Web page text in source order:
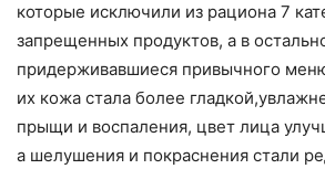
которые исключили из рациона 7
запрещенных продуктов, а в
придерживавшиеся привычного
их кожа стала более гладкой,
прыщи и воспаления, цвет лица
а шелушения и покраснения стали